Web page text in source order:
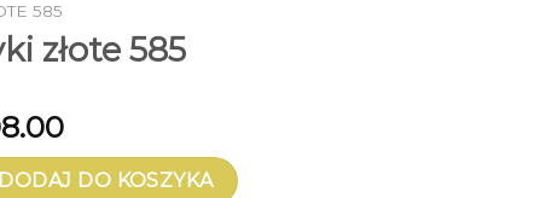
585
złote 585
585 DO KOSZYKA